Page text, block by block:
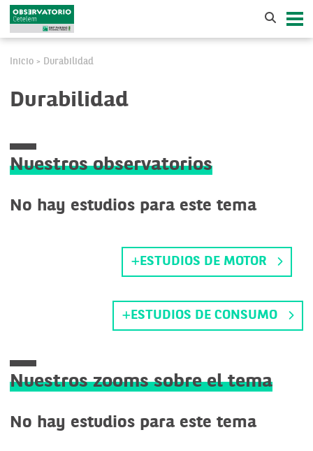
Inicio > Durabilidad
Durabilidad
Nuestros observatorios
No hay estudios para este tema
ESTUDIOS DE MOTOR
ESTUDIOS DE CONSUMO
Nuestros zooms sobre el tema
No hay estudios para este tema